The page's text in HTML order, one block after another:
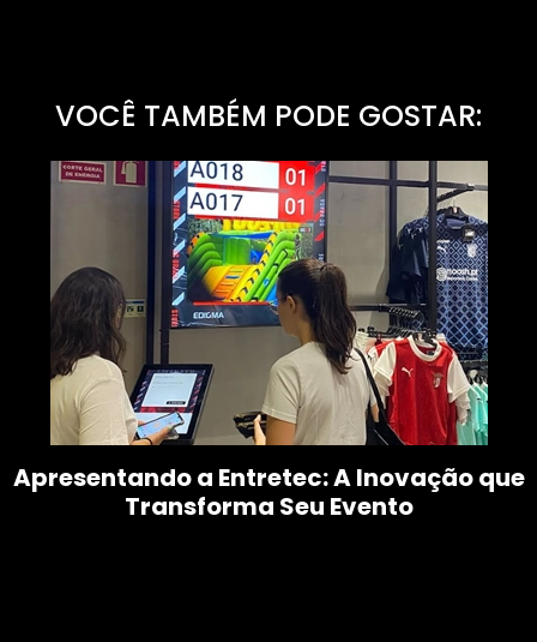
VOCÊ TAMBÉM PODE GOSTAR:
Apresentando a Entretec: A Inovação que
Transforma Seu Evento